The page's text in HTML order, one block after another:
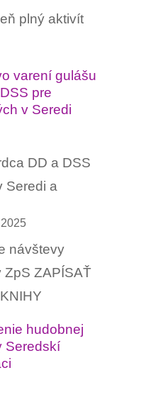
plný aktivít
varení gulášu
pre
v Seredi
DD a DSS
Seredi a
návštevy
ZpS ZAPÍSAŤ
hudobnej
Seredskí